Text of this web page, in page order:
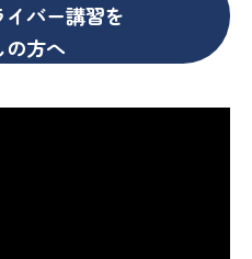
バー講習を
の方へ